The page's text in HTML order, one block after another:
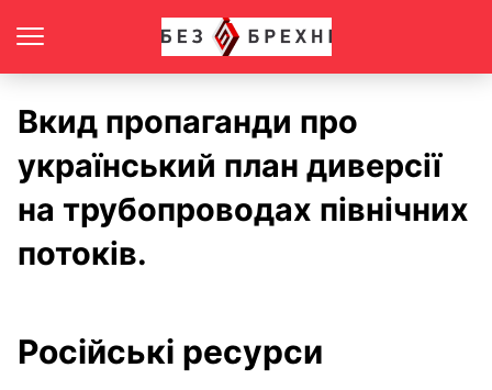
Вкид пропаганди про
український план диверсії
на трубопроводах північних
потоків.
Російські ресурси